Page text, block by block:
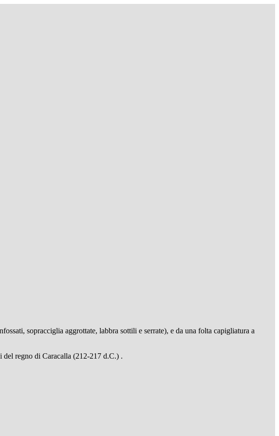
sopracciglia aggrottate, labbra sottili e serrate), e da una folta capigliatura a
del regno di Caracalla (212-217 d.C.) .